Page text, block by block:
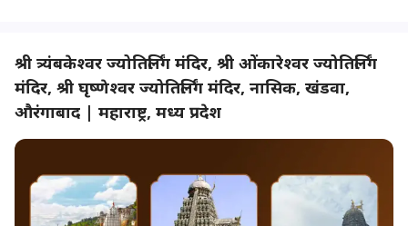
श्री त्र्यंबकेश्वर ज्योतिर्लिंग मंदिर, श्री ओंकारेश्वर ज्योतिर्लिंग
मंदिर, श्री घृष्णेश्वर ज्योतिर्लिंग मंदिर, नासिक, खंडवा,
औरंगाबाद | महाराष्ट्र, मध्य प्रदेश